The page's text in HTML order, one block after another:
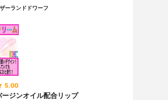
ーランドドワーフ
5.00
ジンオイル配合リップ